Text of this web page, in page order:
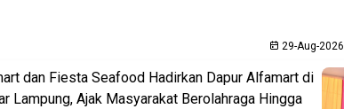
29-Aug-2026
dan Fiesta Seafood Hadirkan Dapur Alfamart di
Lampung, Ajak Masyarakat Berolahraga Hingga